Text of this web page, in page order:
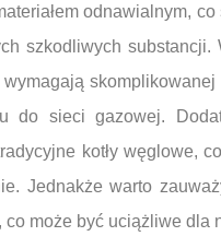
odnawialnym,
szkodliwych substancji.
do sieci gazowej.
kotły węglowe,
Jednakże warto
może być uciążliwe dla